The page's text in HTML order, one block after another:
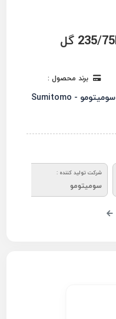
لاستیک سومیتومو 235/75R 15 گل
برند محصول :
سومیتومو - Sumitomo
شرکت تولید کننده :
سومیتومو